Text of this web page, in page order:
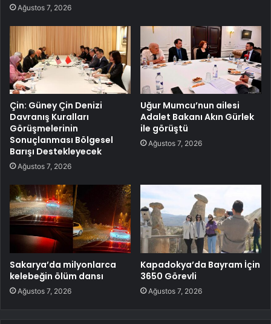
Ağustos 7, 2026
Çin: Güney Çin Denizi
Davranış Kuralları
Görüşmelerinin
Sonuçlanması Bölgesel
Barışı Destekleyecek
Ağustos 7, 2026
Uğur Mumcu’nun ailesi
Adalet Bakanı Akın Gürlek
ile görüştü
Ağustos 7, 2026
Sakarya’da milyonlarca
kelebeğin ölüm dansı
Ağustos 7, 2026
Kapadokya’da Bayram İçin
3650 Görevli
Ağustos 7, 2026